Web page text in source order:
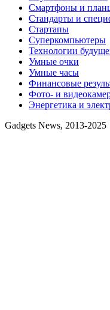
Смартфоны и
Стандарты и
Стартапы
Суперкомпьютеры
Технологии
Умные очки
Умные часы
Финансовые
Фото- и
Энергетика и
Gadgets News, 2013-2025